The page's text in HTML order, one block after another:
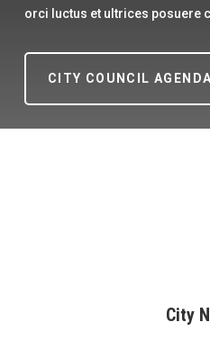
orci luctus et ultrices posuere
CITY COUNCIL
City